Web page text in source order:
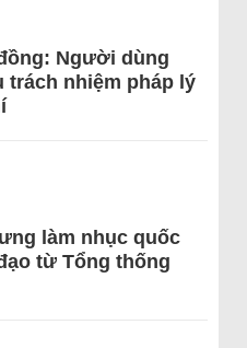
Người dùng
trách nhiệm pháp lý
làm nhục quốc
từ Tổng thống